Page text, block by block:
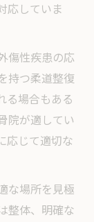
応していま
傷性疾患の応
持つ柔道整復
る場合もある
院が適してい
応じて適切な
な場所を見極
整体、明確な